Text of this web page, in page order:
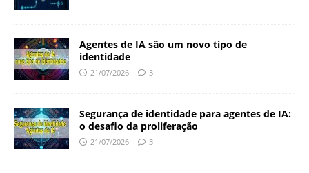
Agentes de IA são um novo tipo de
identidade
21/07/2026 3
Segurança de identidade para agentes de IA:
o desafio da proliferação
21/07/2026 3